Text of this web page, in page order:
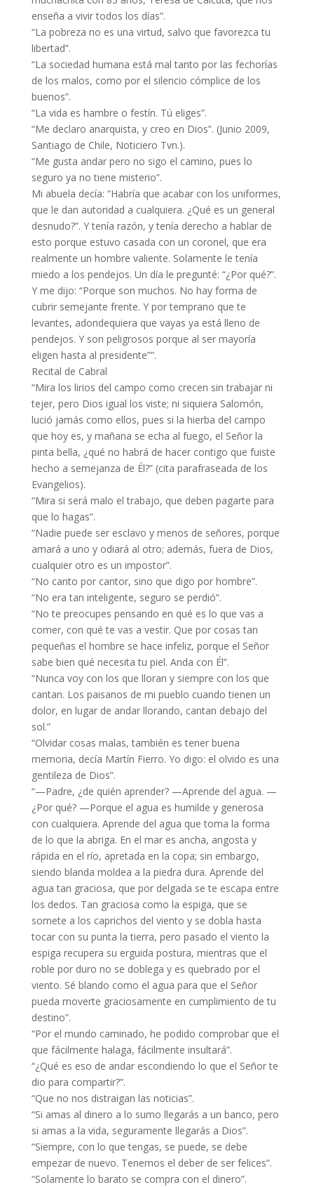
enseña a vivir todos los días”.
“La pobreza no es una virtud, salvo que favorezca tu
libertad”.
“La sociedad humana está mal tanto por las fechorías
de los malos, como por el silencio cómplice de los
buenos”.
“La vida es hambre o festín. Tú eliges”.
“Me declaro anarquista, y creo en Dios”. (Junio 2009,
Santiago de Chile, Noticiero Tvn.).
“Me gusta andar pero no sigo el camino, pues lo
seguro ya no tiene misterio”.
Mi abuela decía: “Habría que acabar con los uniformes,
que le dan autoridad a cualquiera. ¿Qué es un general
desnudo?”. Y tenía razón, y tenía derecho a hablar de
esto porque estuvo casada con un coronel, que era
realmente un hombre valiente. Solamente le tenía
miedo a los pendejos. Un día le pregunté: “¿Por qué?”.
Y me dijo: “Porque son muchos. No hay forma de
cubrir semejante frente. Y por temprano que te
levantes, adondequiera que vayas ya está lleno de
pendejos. Y son peligrosos porque al ser mayoría
eligen hasta al presidente””.
Recital de Cabral
“Mira los lirios del campo como crecen sin trabajar ni
tejer, pero Dios igual los viste; ni siquiera Salomón,
lució jamás como ellos, pues si la hierba del campo
que hoy es, y mañana se echa al fuego, el Señor la
pinta bella, ¿qué no habrá de hacer contigo que fuiste
hecho a semejanza de Él?” (cita parafraseada de los
Evangelios).
“Mira si será malo el trabajo, que deben pagarte para
que lo hagas”.
“Nadie puede ser esclavo y menos de señores, porque
amará a uno y odiará al otro; además, fuera de Dios,
cualquier otro es un impostor”.
“No canto por cantor, sino que digo por hombre”.
“No era tan inteligente, seguro se perdió”.
“No te preocupes pensando en qué es lo que vas a
comer, con qué te vas a vestir. Que por cosas tan
pequeñas el hombre se hace infeliz, porque el Señor
sabe bien qué necesita tu piel. Anda con Él”.
“Nunca voy con los que lloran y siempre con los que
cantan. Los paisanos de mi pueblo cuando tienen un
dolor, en lugar de andar llorando, cantan debajo del
sol.”
“Olvidar cosas malas, también es tener buena
memoria, decía Martín Fierro. Yo digo: el olvido es una
gentileza de Dios”.
“—Padre, ¿de quién aprender? —Aprende del agua. —
¿Por qué? —Porque el agua es humilde y generosa
con cualquiera. Aprende del agua que toma la forma
de lo que la abriga. En el mar es ancha, angosta y
rápida en el río, apretada en la copa; sin embargo,
siendo blanda moldea a la piedra dura. Aprende del
agua tan graciosa, que por delgada se te escapa entre
los dedos. Tan graciosa como la espiga, que se
somete a los caprichos del viento y se dobla hasta
tocar con su punta la tierra, pero pasado el viento la
espiga recupera su erguida postura, mientras que el
roble por duro no se doblega y es quebrado por el
viento. Sé blando como el agua para que el Señor
pueda moverte graciosamente en cumplimiento de tu
destino”.
“Por el mundo caminado, he podido comprobar que el
que fácilmente halaga, fácilmente insultará”.
“¿Qué es eso de andar escondiendo lo que el Señor te
dio para compartir?”.
“Que no nos distraigan las noticias”.
“Si amas al dinero a lo sumo llegarás a un banco, pero
si amas a la vida, seguramente llegarás a Dios”.
“Siempre, con lo que tengas, se puede, se debe
empezar de nuevo. Tenemos el deber de ser felices”.
“Solamente lo barato se compra con el dinero”.